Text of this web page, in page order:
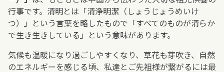
行事です。清明とは「清浄明潔（しょうじょうめいけ
つ）」という言葉を略したもので「すべてのものが清らか
で生き生きしている」という意味があります。
気候も温暖になり過ごしやすくなり、草花も芽吹き、自然
のエネルギーを感じる頃、私達とご先祖様が繋がるには最